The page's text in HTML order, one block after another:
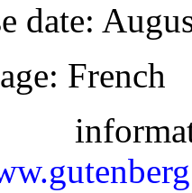
date:
: French